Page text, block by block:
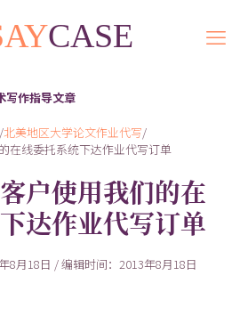
写作指导文章
/北美地区大学论文作业代写/
在线委托系统下达作业代写订单
户使用我们的在
达作业代写订单
8月18日 / 编辑时间：2013年8月18日